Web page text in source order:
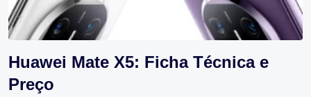
Huawei Mate X5: Ficha Técnica e
Preço